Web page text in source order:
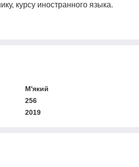
курсу иностранного языка.
М'який
256
2019